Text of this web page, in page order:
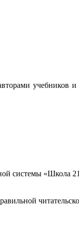
учебников и
системы «Школа